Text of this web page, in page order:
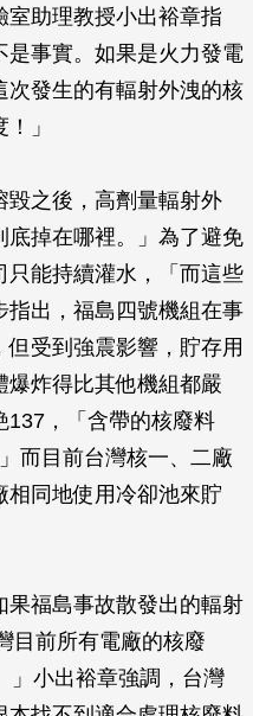
室助理教授小出裕章指
是事實。如果是火力發電
次發生的有輻射外洩的核
」
毀之後，高劑量輻射外
底掉在哪裡。」為了避免
只能持續灌水，「而這些
指出，福島四號機組在事
受到強震影響，貯存用
炸得比其他機組都嚴
137，「含帶的核廢料
而目前台灣核一、二廠
相同地使用冷卻池來貯
果福島事故散發出的輻射
目前所有電廠的核廢
」小出裕章強調，台灣